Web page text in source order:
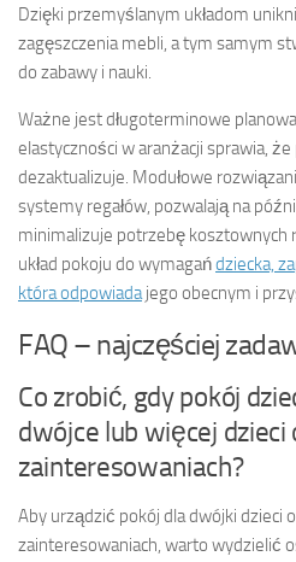
Dzięki przemyślanym układom
zagęszczenia mebli, a tym samym
do zabawy i nauki.
Ważne jest długoterminowe
elastyczności w aranżacji sprawia,
dezaktualizuje. Modułowe
systemy regałów, pozwalają na
minimalizuje potrzebę
układ pokoju do wymagańdziecka,
która odpowiadajego obecnym i
FAQ – najczęściej
Co zrobić, gdy pokój
dwójce lub więcej dzieci
zainteresowaniach?
Aby urządzić pokój dla dwójki dzieci
zainteresowaniach, warto wydzielić